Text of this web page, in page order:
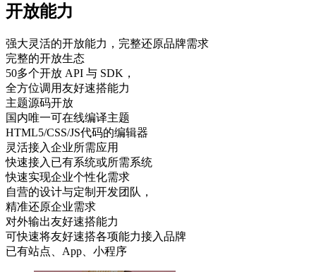
开放能力
强大灵活的开放能力，完整还原品牌需求
完整的开放生态
50多个开放 API 与 SDK，
全方位调用友好速搭能力
主题源码开放
国内唯一可在线编译主题
HTML5/CSS/JS代码的编辑器
灵活接入企业所需应用
快速接入已有系统或所需系统
快速实现企业个性化需求
自营的设计与定制开发团队，
精准还原企业需求
对外输出友好速搭能力
可快速将友好速搭各项能力接入品牌
已有站点、App、小程序